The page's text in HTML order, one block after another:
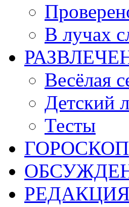
В лучах
Весёлая
Детский
Тесты
ГОРОСКОП
РЕДАКЦИЯ